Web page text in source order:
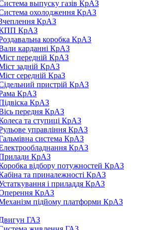
выпуску газів КрАЗ
охолодження КрАЗ
КрАЗ
КрАЗ
коробка КрАЗ
карданні КрАЗ
передній КрАЗ
задній КрАЗ
середній КраЗ
пристрій КрАЗ
КрАЗ
КрАЗ
передня КрАЗ
та ступиці КрАЗ
управління КрАЗ
система КрАЗ
КрАЗ
КрАЗ
відбору потужностей КрАЗ
та приналежності КрАЗ
і приладдя КрАЗ
КрАЗ
підйому платформи КрАЗ
ГАЗ